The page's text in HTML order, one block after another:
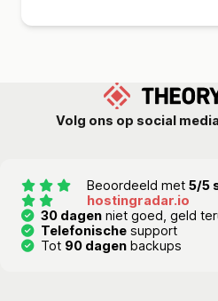
Volg ons op social
Beoordeeld met 5/5
hostingradar.io
30 dagen niet goed, geld
Telefonische support
Tot 90 dagen backups